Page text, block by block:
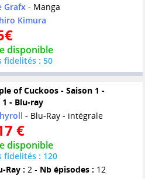
Grafx- Manga
Kimura
disponible
fidelités : 50
of Cuckoos - Saison 1 -
- Blu-ray
- Blu-Ray - intégrale
€
disponible
fidelités : 120
Ray : 2 - Nb épisodes : 12